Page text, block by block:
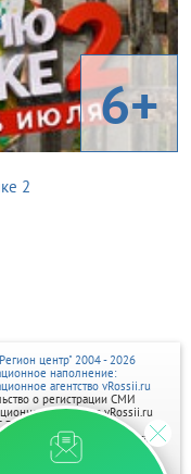
6+
2
центр" 2004 - 2026
наполнение:
агентство vRossii.ru
о регистрации СМИ
агентства vRossii.ru
04 марта
редактора Нарыков А. Н.